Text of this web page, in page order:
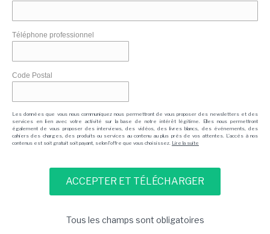
Téléphone professionnel
Code Postal
Les données que vous nous communiquez nous permettront de vous proposer des newsletters et des
services en lien avec votre activité sur la base de notre intérêt légitime. Elles nous permettront
également de vous proposer des interviews, des vidéos, des livres blancs, des événements, des
cahiers des charges, des produits ou services au contenu au plus près de vos attentes. L'accès à nos
contenus est soit gratuit soit payant, selon l'offre que vous choisissez. Lire la suite
Tous les champs sont obligatoires